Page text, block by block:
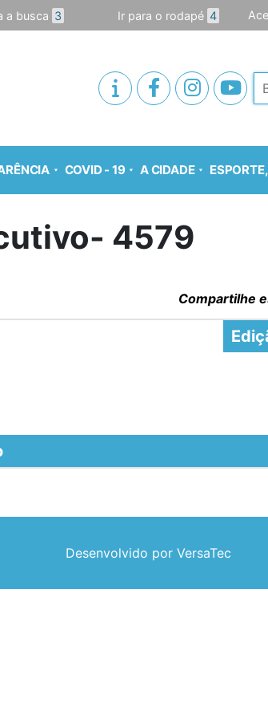
a busca 3 Ir para o rodapé 4
COVID - 19 A CIDADE
4579
Compartilhe
Desenvolvido por VersaTec